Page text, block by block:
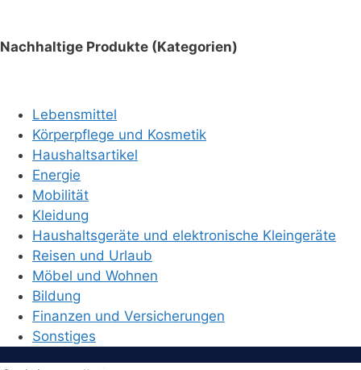
Nachhaltige Produkte (Kategorien)
Lebensmittel
Körperpflege und Kosmetik
Haushaltsartikel
Energie
Mobilität
Kleidung
Haushaltsgeräte und elektronische Kleingeräte
Reisen und Urlaub
Möbel und Wohnen
Bildung
Finanzen und Versicherungen
Sonstiges